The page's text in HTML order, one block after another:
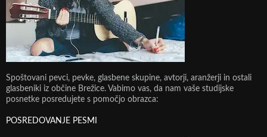
Spoštovani pevci, pevke, glasbene skupine, avtorji, aranžerji in ostali
glasbeniki iz občine Brežice. Vabimo vas, da nam vaše studijske
posnetke posredujete s pomočjo obrazca:
POSREDOVANJE PESMI